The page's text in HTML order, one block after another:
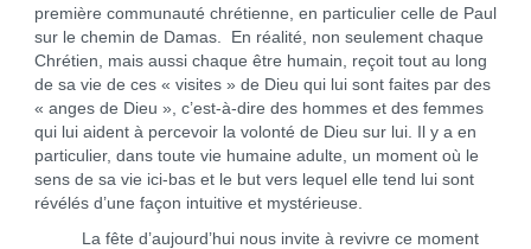
première communauté chrétienne, en particulier celle de Paul
sur le chemin de Damas. En réalité, non seulement chaque
Chrétien, mais aussi chaque être humain, reçoit tout au long
de sa vie de ces « visites » de Dieu qui lui sont faites par des
« anges de Dieu », c’est-à-dire des hommes et des femmes
qui lui aident à percevoir la volonté de Dieu sur lui. Il y a en
particulier, dans toute vie humaine adulte, un moment où le
sens de sa vie ici-bas et le but vers lequel elle tend lui sont
révélés d’une façon intuitive et mystérieuse.
La fête d’aujourd’hui nous invite à revivre ce moment